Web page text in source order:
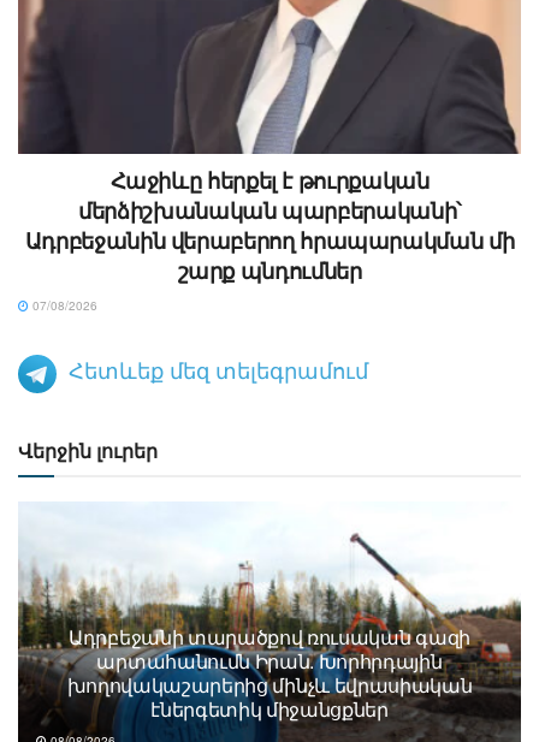
Հաջիևը հերքել է թուրքական
մերձիշխանական պարբերականի՝
Ադրբեջանին վերաբերող հրապարակման մի
շարք պնդումներ
07/08/2026
Հետևեք մեզ տելեգրամում
Վերջին լուրեր
Ադրբեջանի տարածքով ռուսական գազի
արտահանումն Իրան. Խորհրդային
խողովակաշարերից մինչև եվրասիական
էներգետիկ միջանցքներ